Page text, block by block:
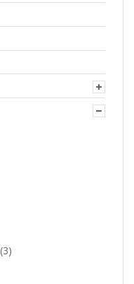
(3)